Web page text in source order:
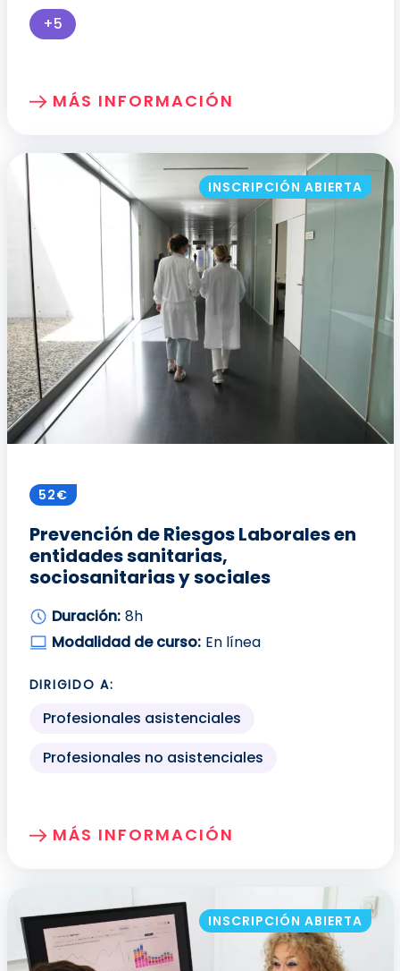
+5
Más perfiles profesionales disponibles para
MÁS INFORMACIÓN
SOBRE: APLICACIÓN DE LAS PROM
52€
Prevención de Riesgos Laborales en
entidades sanitarias,
sociosanitarias y sociales
Duración: 8h
Modalidad de curso: En línea
DIRIGIDO A:
Profesionales asistenciales
Profesionales no asistenciales
MÁS INFORMACIÓN
SOBRE: PREVENCIÓN DE RIESGOS
INSCRIPCIÓN ABIERTA
INSCRIPCIÓN ABIERTA